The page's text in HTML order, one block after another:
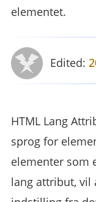
elementet.
Edited:
HTML Lang
sprog for
elementer som
lang attribut, vil